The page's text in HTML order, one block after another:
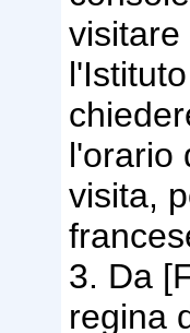
l'orario
visita,
3. Da
regina